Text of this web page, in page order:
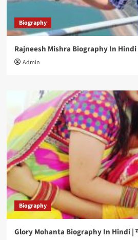
Biography
Rajneesh Mishra Biography In Hindi |
Admin
Biography
Glory Mohanta Biography In Hindi |